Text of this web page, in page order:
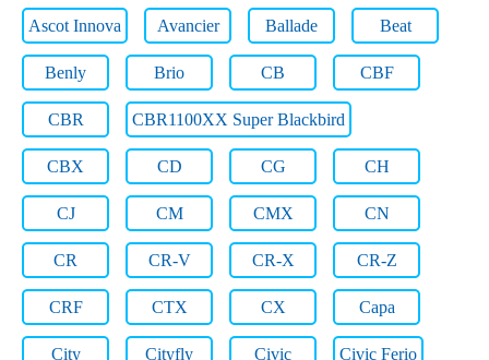
Ascot Innova Avancier Ballade Beat
Benly Brio CB CBF
CBR CBR1100XX Super Blackbird
CBX CD CG CH
CJ CM CMX CN
CR CR-V CR-X CR-Z
CRF CTX CX Capa
City Cityfly Civic Civic Ferio